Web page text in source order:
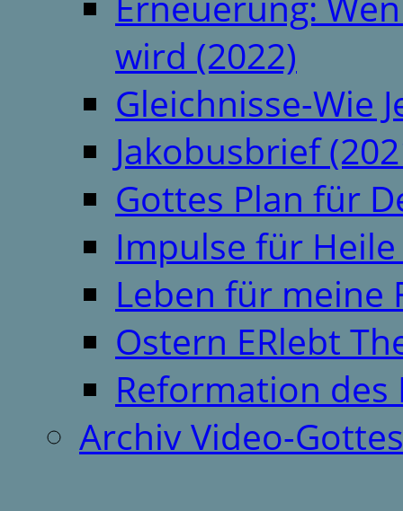
wird (2022)
Gleichnisse-Wie
Jakobusbrief
Gottes Plan für
Impulse für
Leben für meine
Ostern ERlebt
Reformation des
Archiv Video-